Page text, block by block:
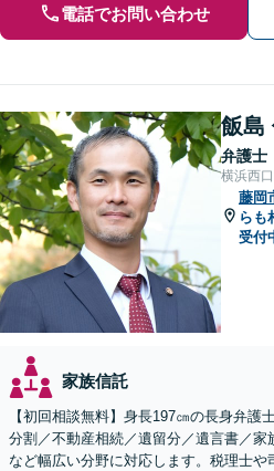
電話でお問い合わせ
飯島
弁護士
横浜西
藤岡
らも
受付
家族信託
【初回相談無料】身長197㎝の長身弁護
分割／不動産相続／遺留分／遺言書／
など幅広い分野に対応します。税理士や